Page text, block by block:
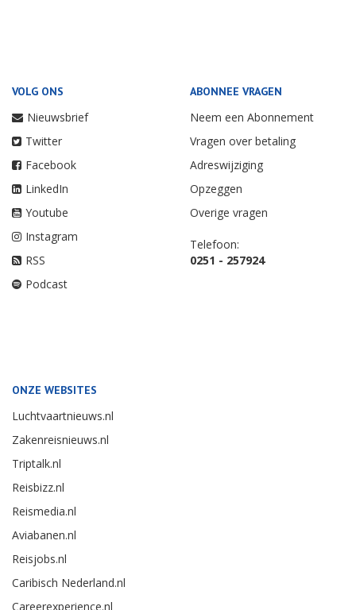
VOLG ONS
Nieuwsbrief
Twitter
Facebook
LinkedIn
Youtube
Instagram
RSS
Podcast
ABONNEE VRAGEN
Neem een Abonnement
Vragen over betaling
Adreswijziging
Opzeggen
Overige vragen
Telefoon:
0251 - 257924
ONZE WEBSITES
Luchtvaartnieuws.nl
Zakenreisnieuws.nl
Triptalk.nl
Reisbizz.nl
Reismedia.nl
Aviabanen.nl
Reisjobs.nl
Caribisch Nederland.nl
Careerexperience.nl